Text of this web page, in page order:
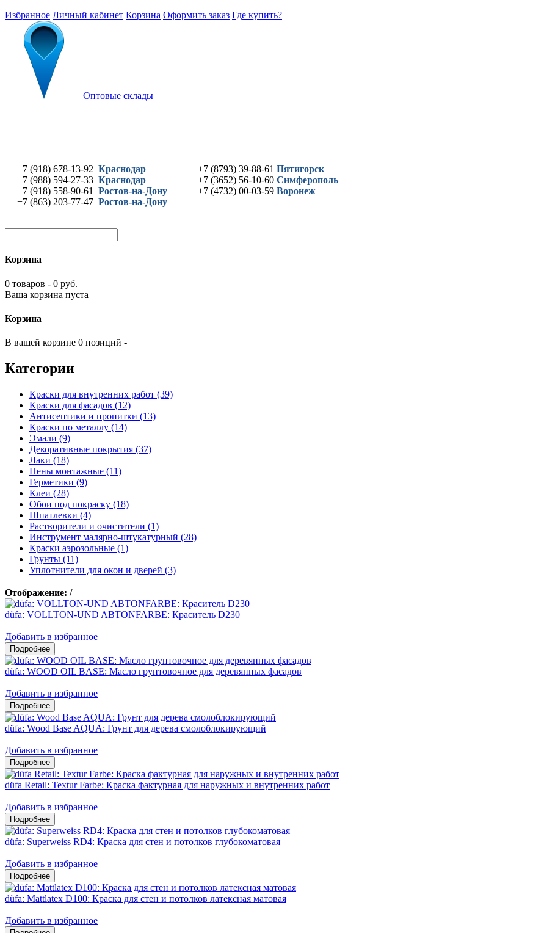
Избранное Личный кабинет Корзина Оформить заказ Где купить?
Оптовые склады
+7 (918) 678-13-92 Краснодар
+7 (988) 594-27-33 Краснодар
+7 (918) 558-90-61
Ростов-на-Дону
+7 (863) 203-77-47 Ростов-на-Дону
+7 (8793) 39-88-61 Пятигорск
+7 (3652) 56-10-60 Симферополь
+7 (4732) 00-03-59 Воронеж
Корзина
0 товаров - 0 руб.
Ваша корзина пуста
Корзина
В вашей корзине 0 позиций -
Категории
Краски для внутренних работ (39)
Краски для фасадов (12)
Антисептики и пропитки (13)
Краски по металлу (14)
Эмали (9)
Декоративные покрытия (37)
Лаки (18)
Пены монтажные (11)
Герметики (9)
Клеи (28)
Обои под покраску (18)
Шпатлевки (4)
Растворители и очистители (1)
Инструмент малярно-штукатурный (28)
Краски аэрозольные (1)
Грунты (11)
Уплотнители для окон и дверей (3)
Отображение: /
düfa: VOLLTON-UND ABTONFARBE: Краситель D230
Добавить в избранное
düfa: WOOD OIL BASE: Масло грунтовочное для деревянных фасадов
Добавить в избранное
düfa: Wood Base AQUA: Грунт для дерева смолоблокирующий
Добавить в избранное
düfa Retail: Textur Farbe: Краска фактурная для наружных и внутренних работ
Добавить в избранное
düfa: Superweiss RD4: Краска для стен и потолков глубокоматовая
Добавить в избранное
düfa: Mattlatex D100: Краска для стен и потолков латексная матовая
Добавить в избранное